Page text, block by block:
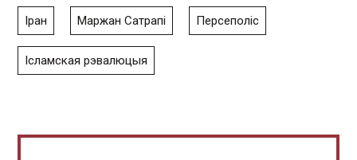
Іран Маржан Сатрапі Персеполіс
Ісламская рэвалюцыя